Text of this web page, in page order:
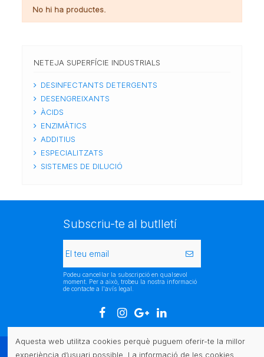
No hi ha productes.
NETEJA SUPERFÍCIE INDUSTRIALS
DESINFECTANTS DETERGENTS
DESENGREIXANTS
ÀCIDS
ENZIMÀTICS
ADDITIUS
ESPECIALITZATS
SISTEMES DE DILUCIÓ
Subscriu-te al butlletí
Podeu cancel·lar la subscripció en qualsevol
moment. Per a això, trobeu la nostra informació
de contacte a l'avís legal.
Aquesta web utilitza cookies perquè puguem oferir-te la millor
experiència d’usuari possible. La informació de les cookies